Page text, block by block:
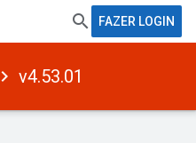
FAZER LOGIN
v4.53.01